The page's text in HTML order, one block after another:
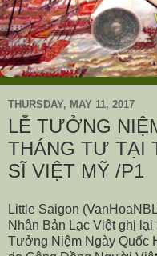
THURSDAY, MAY 11, 2017
LỄ TƯỞNG
THÁNG TƯ TẠI
SĨ VIỆT MỸ /P1
Little Saigon
Nhân Bản Lạc Việt ghị
Tưởng Niệm Ngày Quốc